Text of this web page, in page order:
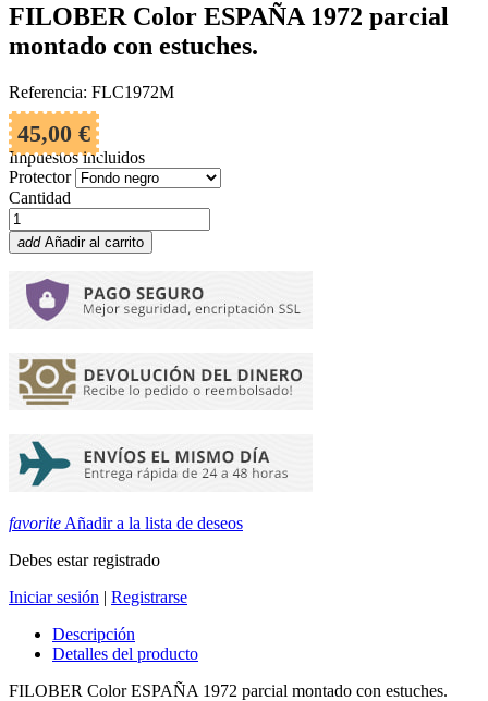
FILOBER Color ESPAÑA 1972 parcial
montado con estuches.
Referencia: FLC1972M
45,00 €
Impuestos incluidos
Protector
Cantidad
add Añadir al carrito
favorite Añadir a la lista de deseos
Debes estar registrado
Iniciar sesión | Registrarse
Descripción
Detalles del producto
FILOBER Color ESPAÑA 1972 parcial montado con estuches.